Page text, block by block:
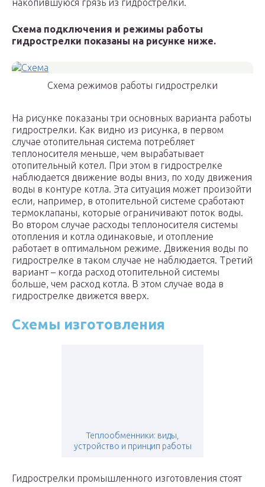
накопившуюся грязь из гидрострелки.
Схема подключения и режимы работы
гидрострелки показаны на рисунке ниже.
Схема режимов работы гидрострелки
На рисунке показаны три основных варианта работы
гидрострелки. Как видно из рисунка, в первом
случае отопительная система потребляет
теплоносителя меньше, чем вырабатывает
отопительный котел. При этом в гидрострелке
наблюдается движение воды вниз, по ходу движения
воды в контуре котла. Эта ситуация может произойти
если, например, в отопительной системе сработают
термоклапаны, которые ограничивают поток воды.
Во втором случае расходы теплоносителя системы
отопления и котла одинаковые, и отопление
работает в оптимальном режиме. Движения воды по
гидрострелке в таком случае не наблюдается. Третий
вариант – когда расход отопительной системы
больше, чем расход котла. В этом случае вода в
гидрострелке движется вверх.
Схемы изготовления
Теплообменники: виды,
устройство и принцип работы
Гидрострелки промышленного изготовления стоят